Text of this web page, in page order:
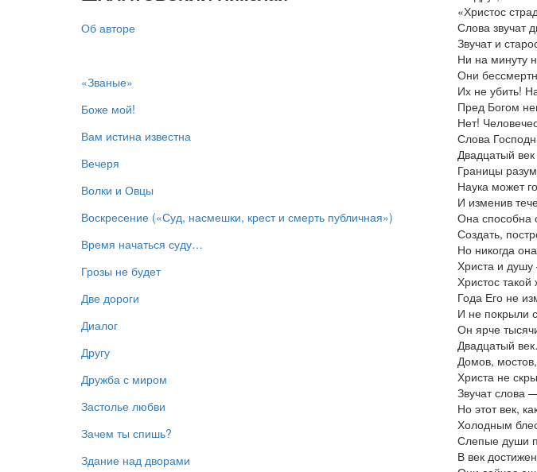
«Христос
Слова звучат
Звучат и
Ни на минуту
Они
Их не убить!
Пред Богом
Нет!
Слова
Двадцатый
Границы
Наука может
И изменив
Она способна
Создать,
Но никогда
Христа и
Христос
Года Его не
И не покрыли
Он ярче
Двадцатый
Домов,
Христа не
Звучат слова
Но этот век,
Холодным
Слепые души
В век
Об авторе
«Званые»
Боже мой!
Вам истина известна
Вечеря
Волки и Овцы
Воскресение («Суд, насмешки, крест и смерть публичная»)
Время начаться суду…
Грозы не будет
Две дороги
Диалог
Другу
Дружба с миром
Застолье любви
Зачем ты спишь?
Здание над дворами